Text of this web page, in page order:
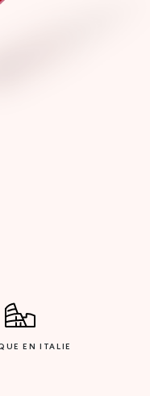
EN ITALIE